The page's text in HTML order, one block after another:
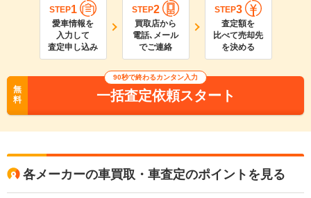
STEP1
愛車情報を
入力して
査定申し込み
STEP2
買取店から
電話､メール
でご連絡
STEP3
査定額を
比べて売却先
を決める
無
料
90秒で終わるカンタン入力
一括査定依頼スタート
各メーカーの車買取・車査定のポイントを見る